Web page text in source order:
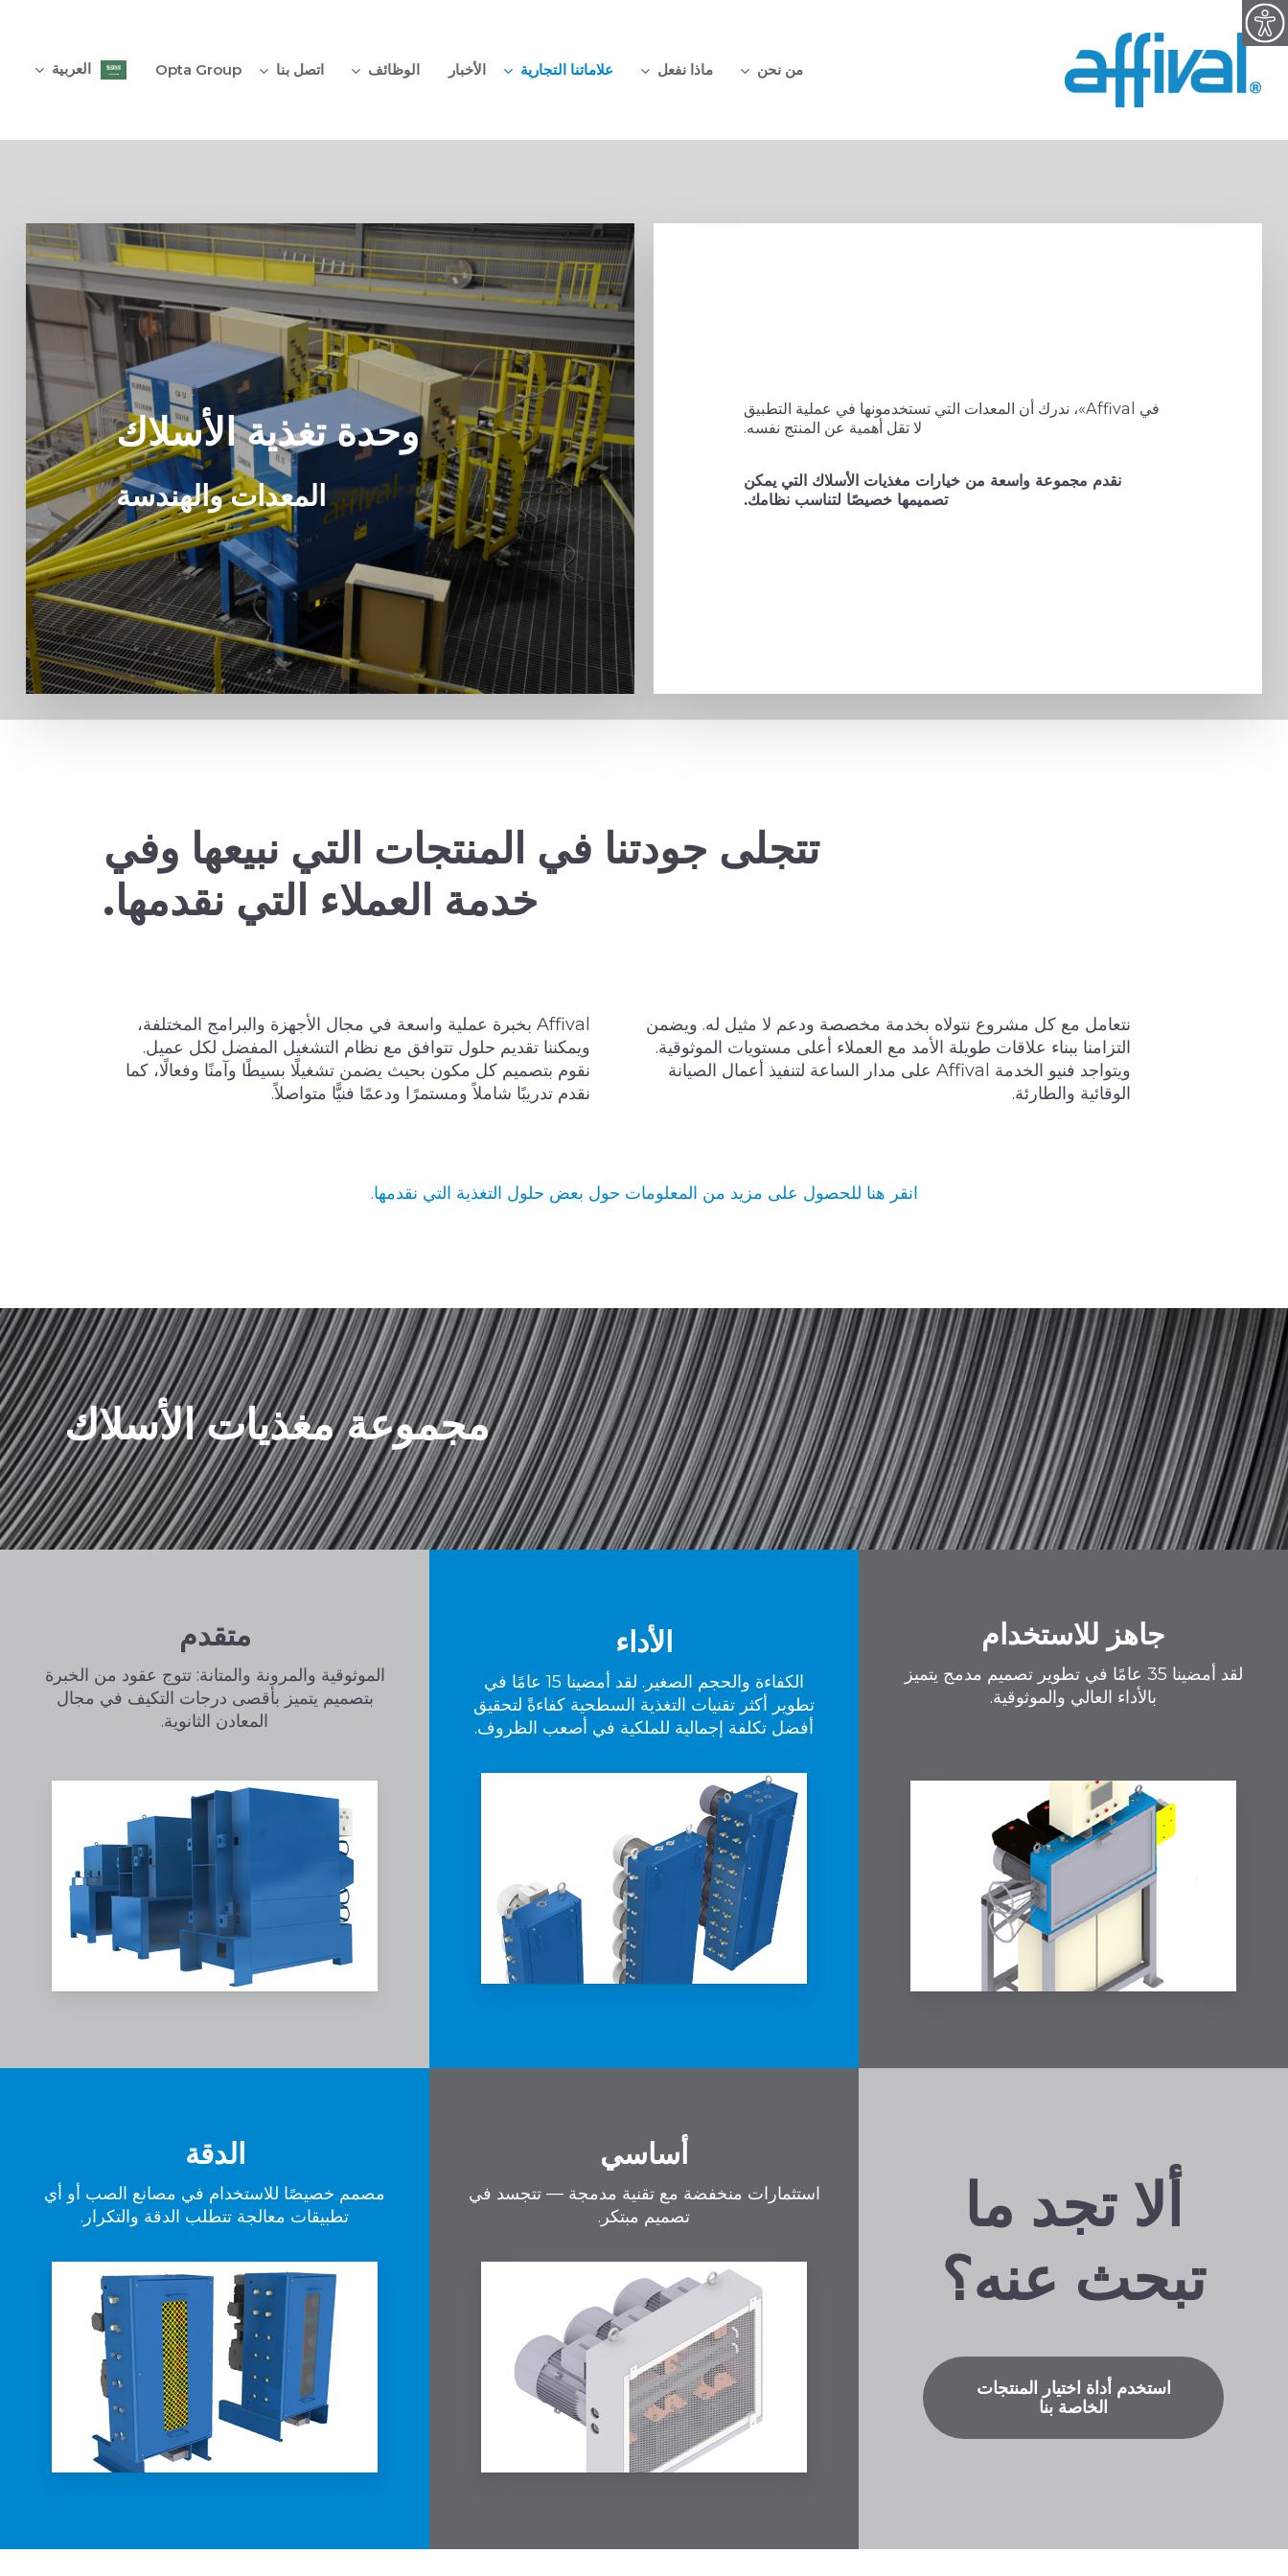
من نحن ماذا نفعل علاماتنا التجارية الأخبار الوظائف اتصل بنا Opta Group العربية‏
وحدة تغذية الأسلاك
المعدات والهندسة
في Affival»، ندرك أن المعدات التي تستخدمونها في عملية التطبيق
لا تقل أهمية عن المنتج نفسه.
نقدم مجموعة واسعة من خيارات مغذيات الأسلاك التي يمكن
تصميمها خصيصًا لتناسب نظامك.
تتجلى جودتنا في المنتجات التي نبيعها وفي
خدمة العملاء التي نقدمها.
Affival بخبرة عملية واسعة في مجال الأجهزة والبرامج المختلفة،
ويمكننا تقديم حلول تتوافق مع نظام التشغيل المفضل لكل عميل.
نقوم بتصميم كل مكون بحيث يضمن تشغيلًا بسيطًا وآمنًا وفعالًا، كما
نقدم تدريبًا شاملاً ومستمرًا ودعمًا فنيًّا متواصلاً.
نتعامل مع كل مشروع نتولاه بخدمة مخصصة ودعم لا مثيل له. ويضمن
التزامنا ببناء علاقات طويلة الأمد مع العملاء أعلى مستويات الموثوقية.
ويتواجد فنيو الخدمة Affival على مدار الساعة لتنفيذ أعمال الصيانة
الوقائية والطارئة.
انقر هنا للحصول على مزيد من المعلومات حول بعض حلول التغذية التي نقدمها.
مجموعة مغذيات الأسلاك
متقدم
الموثوقية والمرونة والمتانة: تتوج عقود من الخبرة
بتصميم يتميز بأقصى درجات التكيف في مجال
المعادن الثانوية.
الأداء
الكفاءة والحجم الصغير. لقد أمضينا 15 عامًا في
تطوير أكثر تقنيات التغذية السطحية كفاءةً لتحقيق
أفضل تكلفة إجمالية للملكية في أصعب الظروف.
جاهز للاستخدام
لقد أمضينا 35 عامًا في تطوير تصميم مدمج يتميز
بالأداء العالي والموثوقية.
الدقة
مصمم خصيصًا للاستخدام في مصانع الصب أو أي
تطبيقات معالجة تتطلب الدقة والتكرار.
أساسي
استثمارات منخفضة مع تقنية مدمجة — تتجسد في
تصميم مبتكر.
ألا تجد ما
تبحث عنه؟
استخدم أداة اختيار المنتجات
الخاصة بنا